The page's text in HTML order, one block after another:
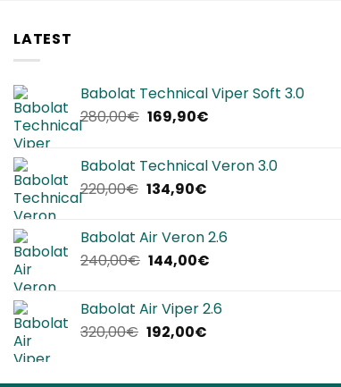
LATEST
Babolat Technical Viper Soft 3.0
280,00€ Il
era:
280,00€.
169,90€Il
è:
Babolat Technical Veron 3.0
220,00€ Il
era:
220,00€.
134,90€Il
è:
134,90€.
Babolat Air Veron 2.6
240,00€ Il
era:
240,00€.
144,00€Il
è:
Babolat Air Viper 2.6
320,00€ Il
192,00€Il